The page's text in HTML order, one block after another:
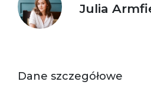
Julia
Dane szczegółowe